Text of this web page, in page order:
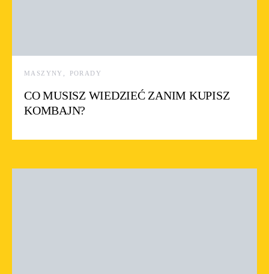
MASZYNY PORADY
CO MUSISZ WIEDZIEĆ ZANIM KUPISZ
KOMBAJN?